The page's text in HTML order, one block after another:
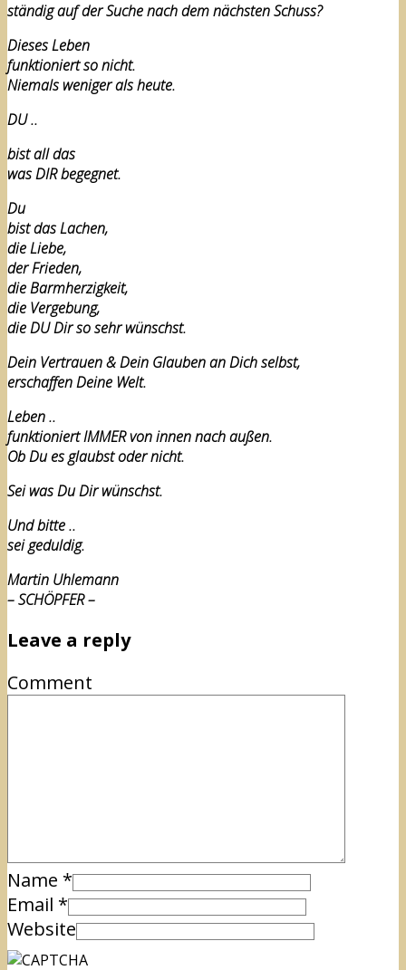
ständig auf der Suche nach dem nächsten Schuss?
Dieses Leben
funktioniert so nicht.
Niemals weniger als heute.
DU ..
bist all das
was DIR begegnet.
Du
bist das Lachen,
die Liebe,
der Frieden,
die Barmherzigkeit,
die Vergebung,
die DU Dir so sehr wünschst.
Dein Vertrauen & Dein Glauben an Dich selbst,
erschaffen Deine Welt.
Leben ..
funktioniert IMMER von innen nach außen.
Ob Du es glaubst oder nicht.
Sei was Du Dir wünschst.
Und bitte ..
sei geduldig.
Martin Uhlemann
– SCHÖPFER –
Leave a reply
Comment
Name *
Email *
Website